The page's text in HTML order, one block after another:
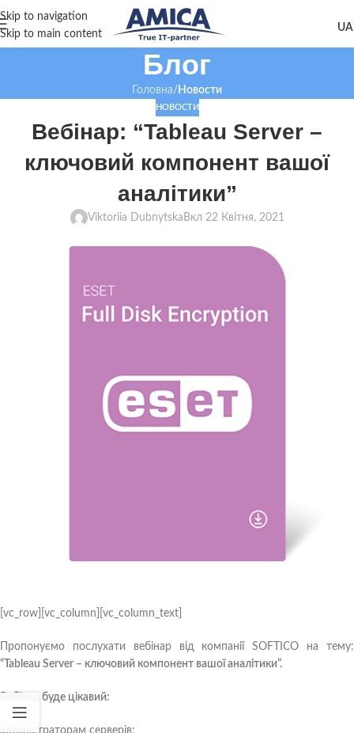
Skip to navigation
Skip to main content
Блог
Головна/ Новости
НОВОСТИ
Вебінар: “Tableau Server –
ключовий компонент вашої
аналітики”
Viktoriia Dubnytska Вкл 22 Квітня, 2021
[vc_row][vc_column][vc_column_text]
Пропонуємо послухати вебінар від компанії SOFTICO на тему:
“Tableau Server – ключовий компонент вашої аналітики”.
Вебінар буде цікавий: